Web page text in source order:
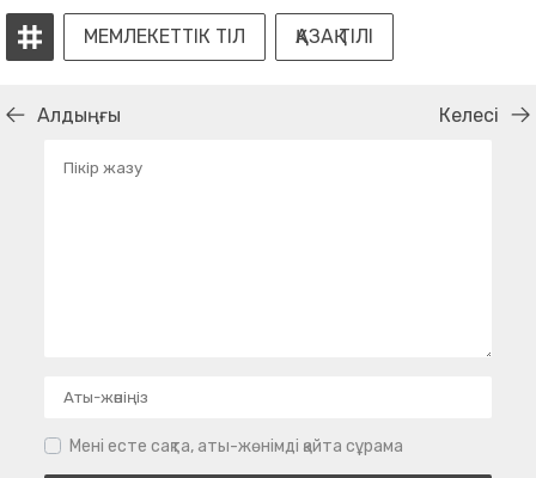
МЕМЛЕКЕТТІК ТІЛ ҚАЗАҚ ТІЛІ
Алдыңғы Келесі
Мені есте сақта, аты-жөнімді қайта сұрама